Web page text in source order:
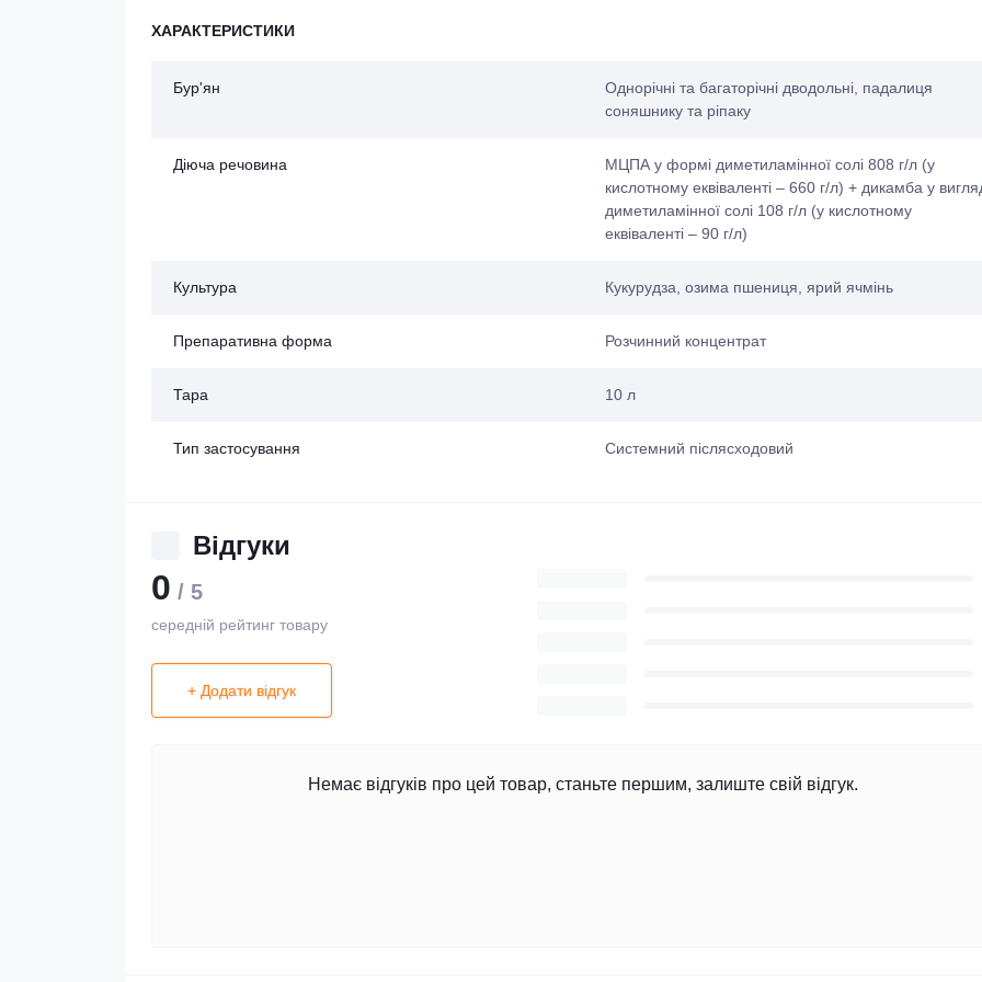
ХАРАКТЕРИСТИКИ
Бур'ян
Однорічні та багаторічні дводольні, падалиця
соняшнику та ріпаку
Діюча речовина
МЦПА у формі диметиламінної солі 808 г/л (у
кислотному еквіваленті – 660 г/л) + дикамба у
диметиламінної солі 108 г/л (у кислотному
еквіваленті – 90 г/л)
Культура Кукурудза, озима пшениця, ярий ячмінь
Препаративна форма Розчинний концентрат
Тара 10 л
Тип застосування Системний післясходовий
Відгуки
0 / 5
середній рейтинг товару
+ Додати відгук
Немає відгуків про цей товар, станьте першим, залиште свій відгук.